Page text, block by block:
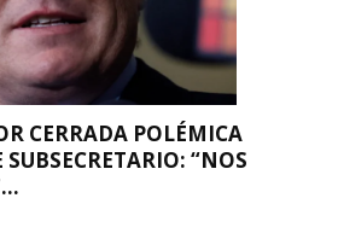
CERRADA POLÉMICA
“NOS